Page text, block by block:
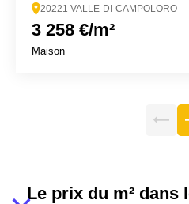
20221 VALLE-DI-CAMPOLORO
3 258 €/m²
Maison
Le prix du m² dans